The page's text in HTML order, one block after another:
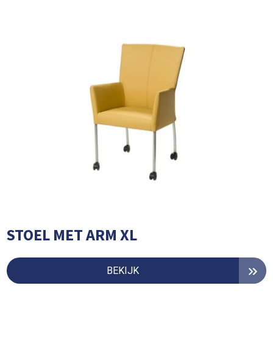
STOEL MET ARM XL
BEKIJK